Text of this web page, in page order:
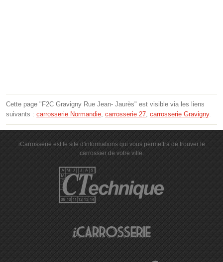
Cette page "F2C Gravigny Rue Jean- Jaurès" est visible via les liens
suivants : carrosserie Normandie carrosserie 27 carrosserie Gravigny.
iCarrosserie est le site d'informations qui vous permettra de trouver le
carrossier de votre ville.